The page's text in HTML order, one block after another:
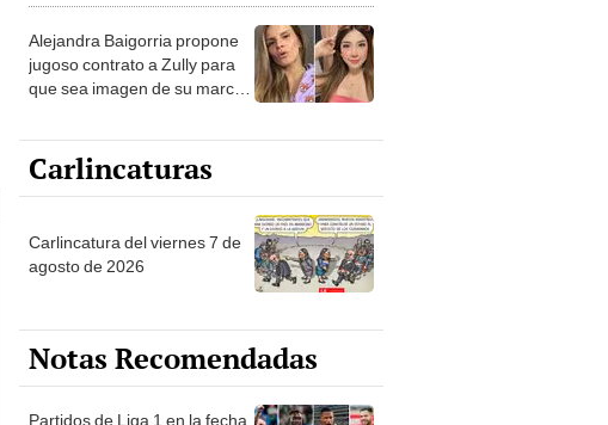
Alejandra Baigorria propone
jugoso contrato a Zully para
que sea imagen de su marca:
Carlincaturas
Carlincatura del viernes 7 de
agosto de 2026
Notas Recomendadas
Partidos de Liga 1 en la fecha